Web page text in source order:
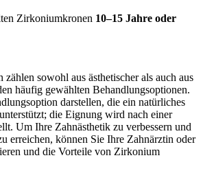
Zirkoniumkronen 10–15 Jahre oder
sowohl aus ästhetischer als auch aus
häufig gewählten Behandlungsoptionen.
darstellen, die ein natürliches
die Eignung wird nach einer
Um Ihre Zahnästhetik zu verbessern und
erreichen, können Sie Ihre Zahnärztin oder
und die Vorteile von Zirkonium